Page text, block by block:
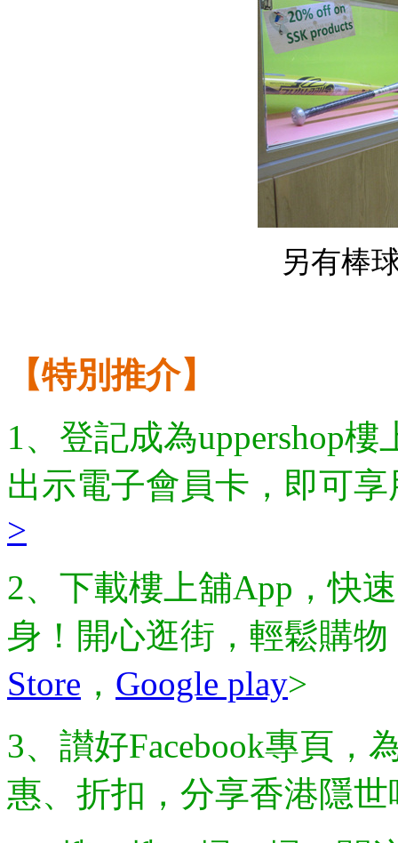
另有棒
【特別推介】
1、登記成為uppershop
出示電子會員卡，即可
>
2、下載樓上舖App，快
身！開心逛街，輕鬆購
Store ， Google play>
3、讃好Facebook專頁，
惠、折扣，分享香港隱